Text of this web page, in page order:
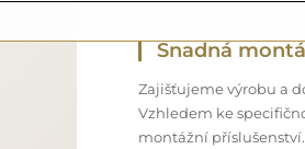
Snadná
Zajišťujeme výrobu a
Vzhledem ke
montážní